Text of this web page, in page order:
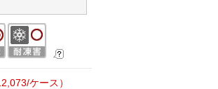
ケース）